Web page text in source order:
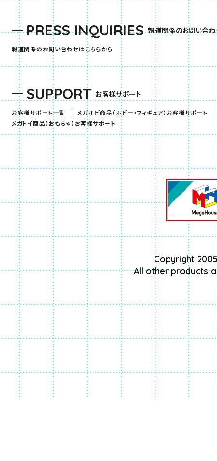
PRESS INQUIRIES 報道関係のお問い合わ
報道関係のお問い合わせはこちらから
SUPPORT お客様サポート
お客様サポート一覧 メガホビ商品（ホビー・フィギュア）お客様サポート（
メガトイ商品（おもちゃ）お客様サポート（別ウィンドウで開きます）
Copyright
All other products